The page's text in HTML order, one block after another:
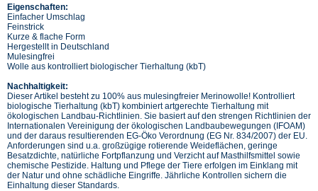
Eigenschaften:
Einfacher Umschlag
Feinstrick
Kurze & flache Form
Hergestellt in Deutschland
Mulesingfrei
Wolle aus kontrolliert biologischer Tierhaltung (kbT)
Nachhaltigkeit:
Dieser Artikel besteht zu 100% aus mulesingfreier Merinowolle! Kontrolliert
biologische Tierhaltung (kbT) kombiniert artgerechte Tierhaltung mit
ökologischen Landbau-Richtlinien. Sie basiert auf den strengen Richtlinien der
Internationalen Vereinigung der ökologischen Landbaubewegungen (IFOAM)
und der daraus resultierenden EG-Öko Verordnung (EG Nr. 834/2007) der EU.
Anforderungen sind u.a. großzügige rotierende Weideflächen, geringe
Besatzdichte, natürliche Fortpflanzung und Verzicht auf Masthilfsmittel sowie
chemische Pestizide. Haltung und Pflege der Tiere erfolgen im Einklang mit
der Natur und ohne schädliche Eingriffe. Jährliche Kontrollen sichern die
Einhaltung dieser Standards.